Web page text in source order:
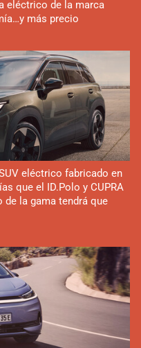
eléctrico de la marca
más precio
eléctrico fabricado en
que el ID.Polo y CUPRA
de la gama tendrá que